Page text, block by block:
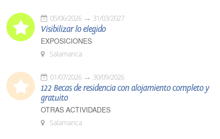
05/06/2026 31/03/2027
Visibilizar lo elegido
EXPOSICIONES
Salamanca
01/07/2026 30/09/2026
122 Becas de residencia con alojamiento completo y
gratuito
OTRAS ACTIVIDADES
Salamanca